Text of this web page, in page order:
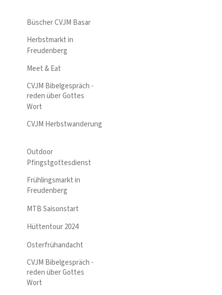
Büscher CVJM Basar
Herbstmarkt in
Freudenberg
Meet & Eat
CVJM Bibelgespräch -
reden über Gottes
Wort
CVJM Herbstwanderung
Outdoor
Pfingstgottesdienst
Frühlingsmarkt in
Freudenberg
MTB Saisonstart
Hüttentour 2024
Osterfrühandacht
CVJM Bibelgespräch -
reden über Gottes
Wort